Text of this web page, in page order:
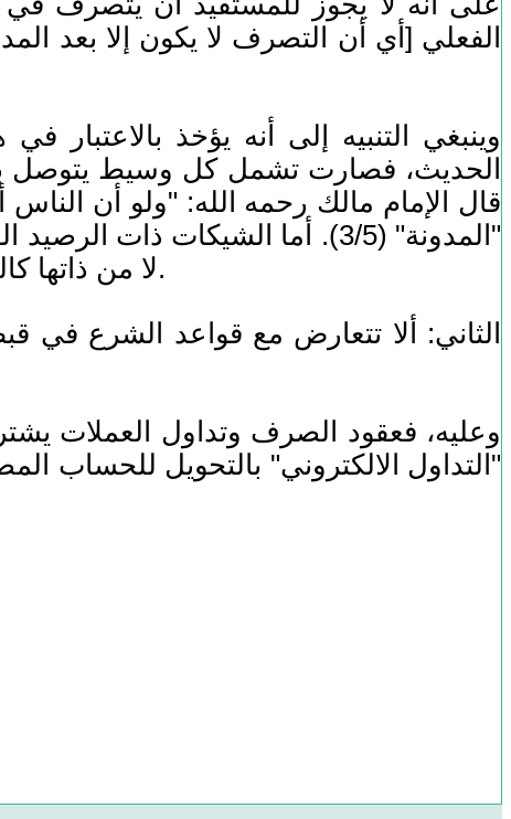
وينبغي التنبيه إلى أنه يؤخذ بالاعتبار
الحديث، فصارت تشمل كل وسيط يتوصل به
قال الإمام مالك رحمه الله: "ولو أن
"المدونة" (3/5). أما الشيكات ذات
لا من ذاتها كالذهب، بل من قيمتها الشرائية، فقبض الشيك هو قبض لمحتواه كقبض الأوراق النقدية.
الثاني: ألا تتعارض مع قواعد الشرع في
وعليه، فعقود الصرف وتداول العملات
"التداول الالكتروني" بالتحويل للحساب